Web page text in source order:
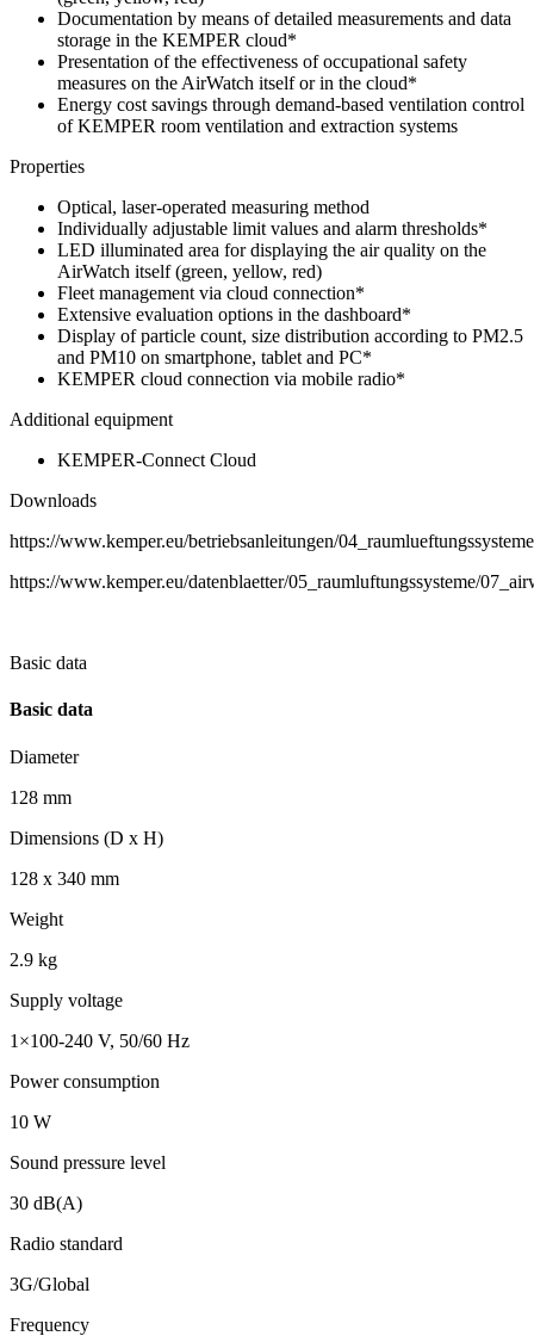
Documentation by means of detailed measurements and data
storage in the KEMPER cloud*
Presentation of the effectiveness of occupational safety
measures on the AirWatch itself or in the cloud*
Energy cost savings through demand-based ventilation control
of KEMPER room ventilation and extraction systems
Properties
Optical, laser-operated measuring method
Individually adjustable limit values and alarm thresholds*
LED illuminated area for displaying the air quality on the
AirWatch itself (green, yellow, red)
Fleet management via cloud connection*
Extensive evaluation options in the dashboard*
Display of particle count, size distribution according to PM2.5
and PM10 on smartphone, tablet and PC*
KEMPER cloud connection via mobile radio*
Additional equipment
KEMPER-Connect Cloud
Downloads
https://www.kemper.eu/betriebsanleitungen/
https://www.kemper.eu/datenblaetter/05_raumluftungssysteme/
Basic data
Basic data
Diameter
128 mm
Dimensions (D x H)
128 x 340 mm
Weight
2.9 kg
Supply voltage
1×100-240 V, 50/60 Hz
Power consumption
10 W
Sound pressure level
30 dB(A)
Radio standard
3G/Global
Frequency